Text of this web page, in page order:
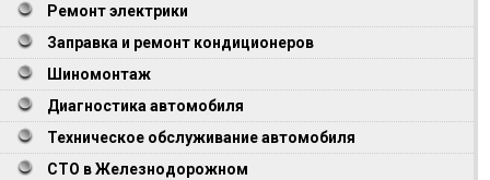
Ремонт электрики
Заправка и ремонт кондиционеров
Шиномонтаж
Диагностика автомобиля
Техническое обслуживание автомобиля
СТО в Железнодорожном